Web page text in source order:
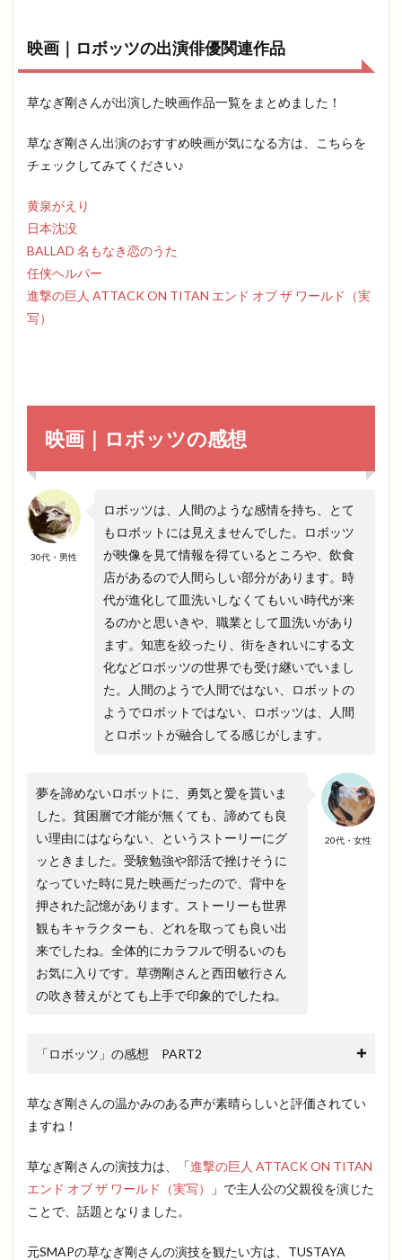
映画｜ロボッツの出演俳優関連作品
草なぎ剛さんが出演した映画作品一覧をまとめました！
草なぎ剛さん出演のおすすめ映画が気になる方は、こちらを
チェックしてみてください♪
黄泉がえり
日本沈没
BALLAD 名もなき恋のうた
任侠ヘルパー
進撃の巨人 ATTACK ON TITAN エンド オブ ザ ワールド（実
写）
映画｜ロボッツの感想
30代・男性
ロボッツは、人間のような感情を持ち、とて
もロボットには見えませんでした。ロボッツ
が映像を見て情報を得ているところや、飲食
店があるので人間らしい部分があります。時
代が進化して皿洗いしなくてもいい時代が来
るのかと思いきや、職業として皿洗いがあり
ます。知恵を絞ったり、街をきれいにする文
化などロボッツの世界でも受け継いでいまし
た。人間のようで人間ではない、ロボットの
ようでロボットではない、ロボッツは、人間
とロボットが融合してる感じがします。
20代・女性
夢を諦めないロボットに、勇気と愛を貰いま
した。貧困層で才能が無くても、諦めても良
い理由にはならない、というストーリーにグ
ッときました。受験勉強や部活で挫けそうに
なっていた時に見た映画だったので、背中を
押された記憶があります。ストーリーも世界
観もキャラクターも、どれを取っても良い出
来でしたね。全体的にカラフルで明るいのも
お気に入りです。草彅剛さんと西田敏行さん
の吹き替えがとても上手で印象的でしたね。
「ロボッツ」の感想 PART2
草なぎ剛さんの温かみのある声が素晴らしいと評価されてい
ますね！
草なぎ剛さんの演技力は、「進撃の巨人 ATTACK ON TITAN
エンド オブ ザ ワールド（実写）
」で主人公の父親役を演じた
ことで、話題となりました。
元SMAPの草なぎ剛さんの演技を観たい方は、TUSTAYA